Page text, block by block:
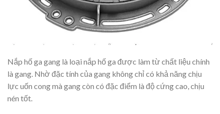
Nắp hố ga gang là loại nắp hố ga được làm từ chất liệu chính
là gang. Nhờ đặc tính của gang không chỉ có khả năng chịu
lực uốn cong mà gang còn có đặc điểm là độ cứng cao, chịu
nén tốt.